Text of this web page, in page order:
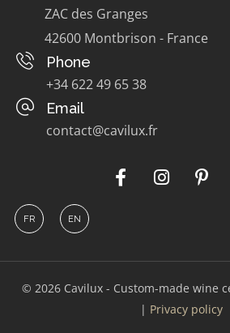
ZAC des Granges
42600 Montbrison - France
Phone
+34 622 49 65 38
Email
contact@cavilux.fr
FR EN
© 2026 Cavilux - Custom-made wine
| Privacy policy